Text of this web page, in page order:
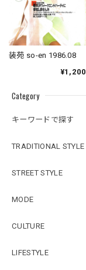
Category
キーワードで探す
TRADITIONAL STYLE
STREET STYLE
MODE
CULTURE
LIFESTYLE
装苑 so-en 1986.08
¥1,200